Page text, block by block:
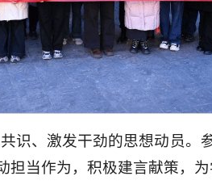
识、激发干劲的思想动员
当作为，积极建言献策，